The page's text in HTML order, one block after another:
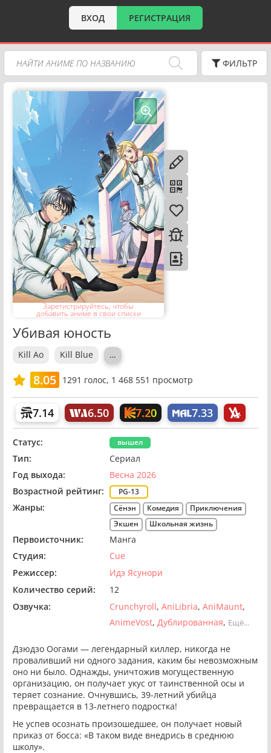
ВХОД РЕГИСТРАЦИЯ
ФИЛЬТР
Зарегистрируйтесь, чтобы
добавить аниме в свои списки
Убивая юность
Kill Ao Kill Blue …
8.05 1291 голос, 1 468 551 просмотр
7.14 6.50 7.20 7.33
Статус: вышел
Тип:
Сериал
Год выхода:
Весна 2026
Возрастной рейтинг:
PG-13
Жанры: Сёнэн Комедия
Приключения
Экшен
Школьная жизнь
Первоисточник:
Манга
Студия:
Cue
Режиссер:
Идэ Ясунори
Количество серий:
12
Озвучка:
Crunchyroll AniLibria AniMaunt
AnimeVost Дублированная Ещё...
Дзюдзо Оогами — легендарный киллер, никогда не
проваливший ни одного задания, каким бы невозможным
оно ни было. Однажды, уничтожив могущественную
организацию, он получает укус от таинственной осы и
теряет сознание. Очнувшись, 39-летний убийца
превращается в 13-летнего подростка!
Не успев осознать произошедшее, он получает новый
приказ от босса: «В таком виде внедрись в среднюю
школу».